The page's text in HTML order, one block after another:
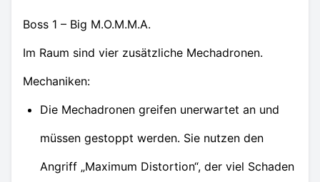
Boss 1 – Big M.O.M.M.A.
Im Raum sind vier zusätzliche Mechadronen.
Mechaniken:
Die Mechadronen greifen unerwartet an und
müssen gestoppt werden. Sie nutzen den
Angriff „Maximum Distortion“, der viel Schaden